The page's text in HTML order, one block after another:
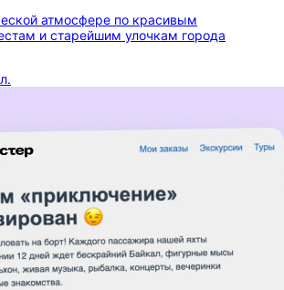
атмосфере по красивым
и старейшим улочкам города